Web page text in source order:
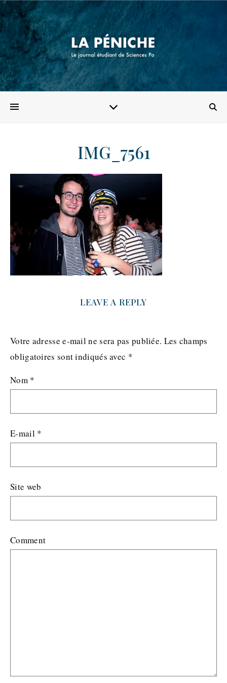
IMG_7561
LEAVE A REPLY
Votre adresse e-mail ne sera pas publiée. Les champs
obligatoires sont indiqués avec *
Nom *
E-mail *
Site web
Comment